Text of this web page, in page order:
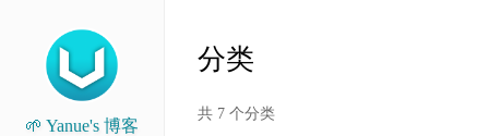
🌱 Yanue's 博客
分类
共 7 个分类